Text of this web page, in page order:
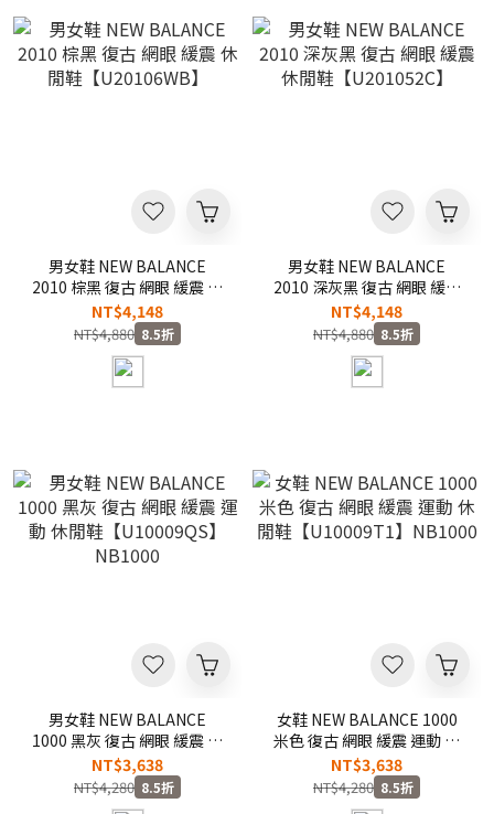
男女鞋 NEW BALANCE
2010 棕黑 復古 網眼 緩震 休
閒鞋【U20106WB】
NT$4,148
NT$4,880 8.5折
男女鞋 NEW BALANCE
2010 深灰黑 復古 網眼 緩震
休閒鞋【U201052C】
NT$4,148
NT$4,880 8.5折
男女鞋 NEW BALANCE
1000 黑灰 復古 網眼 緩震 運
動 休閒鞋【U10009QS】
NB1000
NT$3,638
NT$4,280 8.5折
女鞋 NEW BALANCE 1000
米色 復古 網眼 緩震 運動 休
閒鞋【U10009T1】NB1000
NT$3,638
NT$4,280 8.5折